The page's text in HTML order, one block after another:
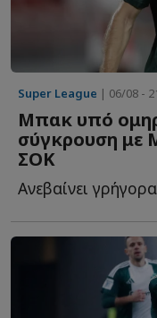
Super League | 06/08 -
Μπακ υπό
σύγκρουση με
ΣΟΚ